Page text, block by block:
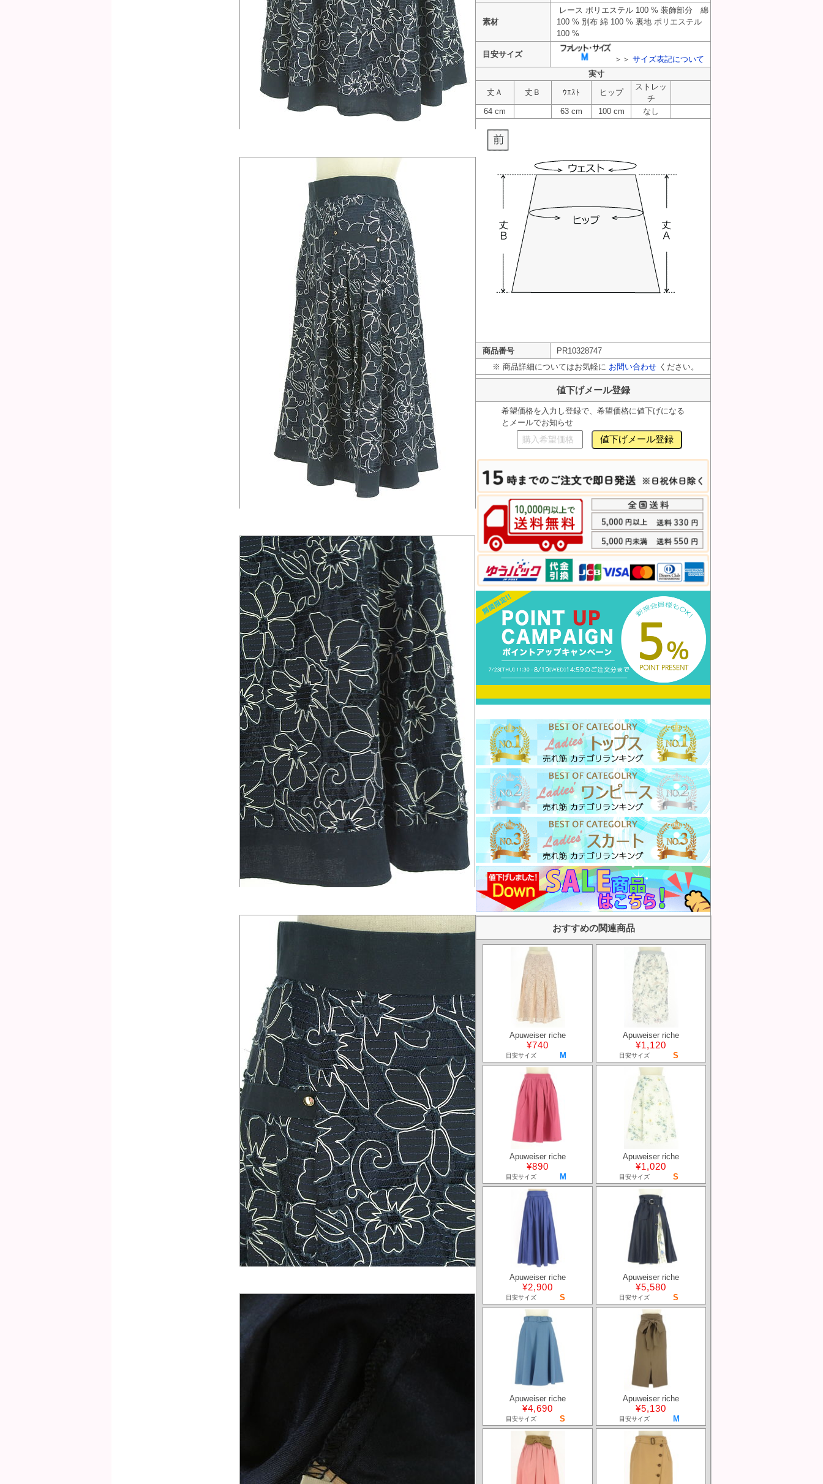
素材
レース ポリエステル 100 % 装飾部分 綿
100 % 別布 綿 100 % 裏地 ポリエステル
100 %
目安サイズ
＞＞ サイズ表記について
実寸
丈Ａ
丈Ｂ ｳｴｽﾄ ヒップ
ストレッ
チ
64 cm
63 cm 100 cm なし
商品番号
PR10328747
※ 商品詳細についてはお気軽に お問い合わせ ください。
値下げメール登録
希望価格を入力し登録で、希望価格に値下げになる
とメールでお知らせ
おすすめの関連商品
Apuweiser riche
¥740
目安サイズ M
Apuweiser riche
¥1,120
目安サイズ S
Apuweiser riche
¥890
目安サイズ M
Apuweiser riche
¥1,020
目安サイズ S
Apuweiser riche
¥2,900
目安サイズ S
Apuweiser riche
¥5,580
目安サイズ S
Apuweiser riche
¥4,690
目安サイズ S
Apuweiser riche
¥5,130
目安サイズ M